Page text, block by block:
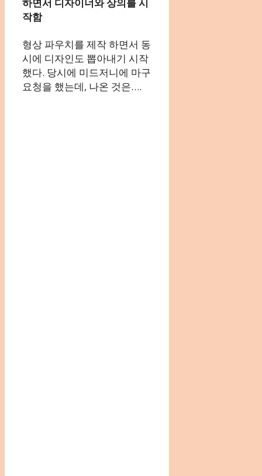
하면서 디자이너와 상의를 시
작함
형상 파우치를 제작 하면서 동
시에 디자인도 뽑아내기 시작
했다. 당시에 미드저니에 마구
요청을 했는데, 나온 것은….